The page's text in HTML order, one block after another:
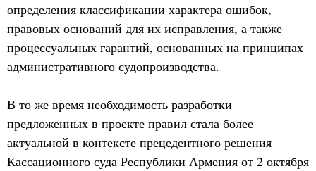
определения классификации характера ошибок,
правовых оснований для их исправления, а также
процессуальных гарантий, основанных на принципах
административного судопроизводства.
В то же время необходимость разработки
предложенных в проекте правил стала более
актуальной в контексте прецедентного решения
Кассационного суда Республики Армения от 2 октября